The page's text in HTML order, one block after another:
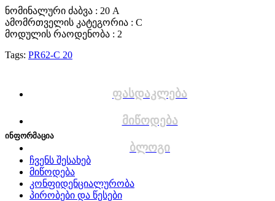
ნომინალური ძაბვა : 20 A
ამომრთველის კატეგორია : C
მოდულის რაოდენობა : 2
Tags: PR62-C 20
ფასდაკლება
მიწოდება
ბლოგი
ინფორმაცია
ჩვენს შესახებ
მიწოდება
კონფიდენციალურობა
პირობები და წესები